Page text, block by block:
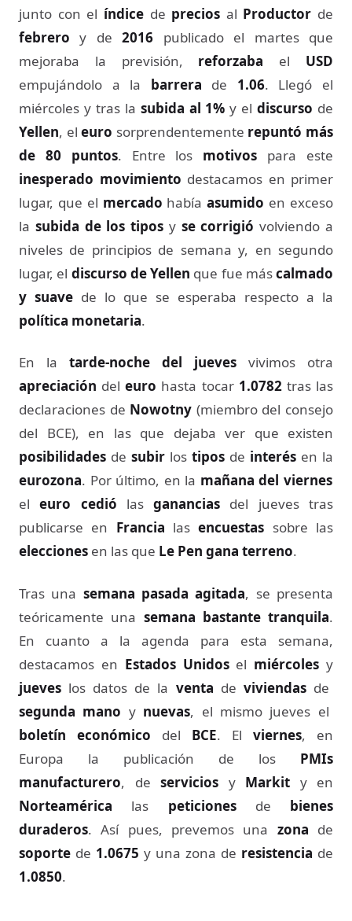
junto con el índice de precios al Productor de
febreroy de 2016 publicado el martes que
mejoraba la previsión, reforzaba el USD
empujándolo a la barrera de 1.06. Llegó el
miércoles y tras la subida al 1% y eldiscurso de
Yellen, el euro sorprendentemente repuntó más
de 80 puntos. Entre los motivos para este
inesperado movimiento destacamos en primer
lugar, que el mercado habíaasumido en exceso
la subida de los tipos y se corrigió volviendo a
niveles de principios de semana y, en segundo
lugar, el discurso de Yellen que fue máscalmado
y suave de lo que se esperaba respecto a la
política monetaria.
En la tarde-noche del jueves vivimos otra
apreciación deleuro hasta tocar 1.0782tras las
declaraciones de Nowotny (miembro del consejo
del BCE), en las que dejaba ver que existen
posibilidades de subir los tipos de interés en la
eurozona. Por último, en la mañana del viernes
eleuro cedió lasganancias del jueves tras
publicarse en Francia las encuestas sobre las
elecciones en las que Le Pen gana terreno.
Tras una semana pasada agitada, se presenta
teóricamente una semana bastante tranquila.
En cuanto a la agenda para esta semana,
destacamos en Estados Unidosel miércolesy
jueves los datos de la venta de viviendas de
segunda mano ynuevas, el mismo jueves el
boletín económico del BCE. El viernes, en
Europa la publicación de los PMIs
manufacturero, de servicios y Markit y en
Norteamérica las peticiones de bienes
duraderos. Así pues, prevemos una zona de
soporte de 1.0675 y una zona de resistencia de
1.0850.